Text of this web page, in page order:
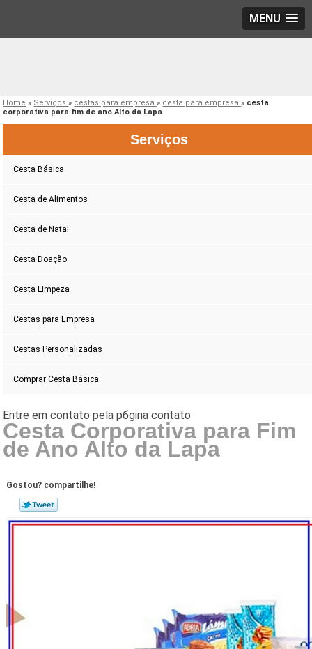
MENU
Home » Serviços» cestas para empresa» cesta para empresa» cesta
corporativa para fim de ano Alto da Lapa
Serviços
Cesta Básica
Cesta de Alimentos
Cesta de Natal
Cesta Doação
Cesta Limpeza
Cestas para Empresa
Cestas Personalizadas
Comprar Cesta Básica
Cesta Corporativa para Fim
de Ano Alto da Lapa
Gostou? compartilhe!